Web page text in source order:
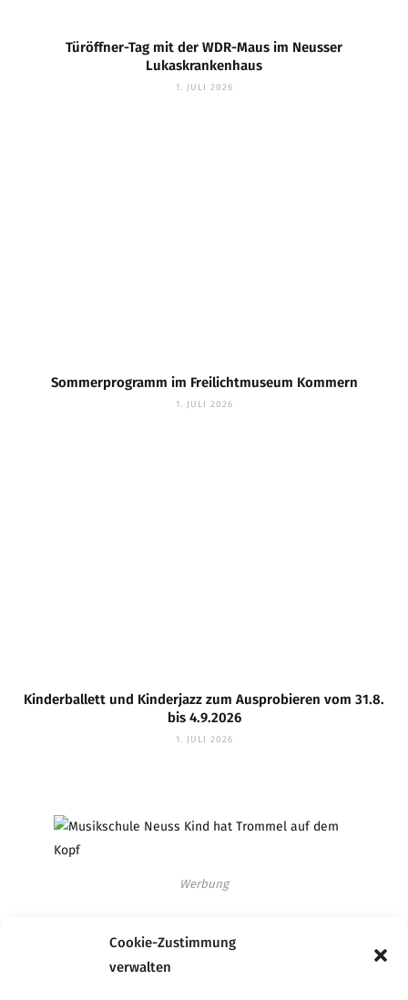
Cookie-Zustimmung
verwalten
Türöffner-Tag mit der WDR-Maus im Neusser
Lukaskrankenhaus
1. JULI 2026
Sommerprogramm im Freilichtmuseum Kommern
1. JULI 2026
Kinderballett und Kinderjazz zum Ausprobieren vom 31.8.
bis 4.9.2026
1. JULI 2026
Werbung